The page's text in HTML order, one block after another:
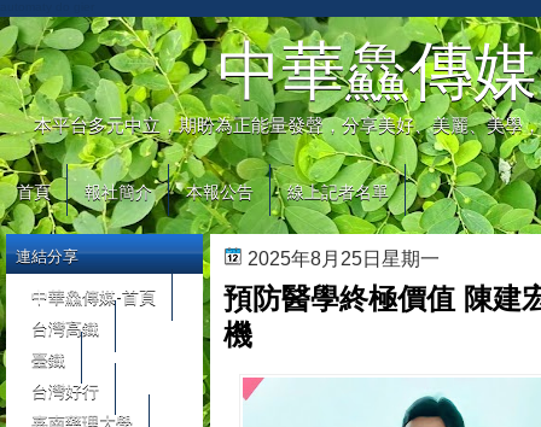
中華鱻傳媒
本平台多元中立，期盼為正能量發聲，分享美好、美麗、美學
首頁 報社簡介 本報公告 線上記者名單
2025年8月25日星期一
預防醫學終極價值 陳建
機
連結分享
中華鱻傳媒-首頁
台灣高鐵
臺鐵
台灣好行
嘉南藥理大學